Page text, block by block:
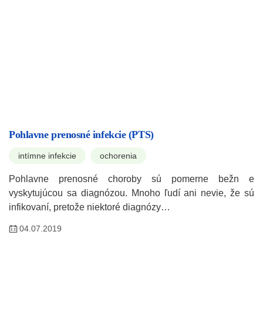
Pohlavne prenosné infekcie (PTS)
intímne infekcie ochorenia
Pohlavne prenosné choroby sú pomerne bežn e
vyskytujúcou sa diagnózou. Mnoho ľudí ani nevie, že sú
infikovaní, pretože niektoré diagnózy…
04.07.2019